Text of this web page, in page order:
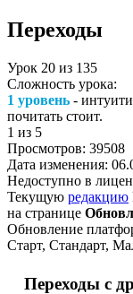
Переходы
Урок 20 из 135
Сложность урока:
1 уровень -
почитать стоит.
1 из 5
Просмотров: 39508
Дата изменения:
Недоступно в
Текущую редакцию
на странице
Обновление
Старт, Стандарт,
Переходы с